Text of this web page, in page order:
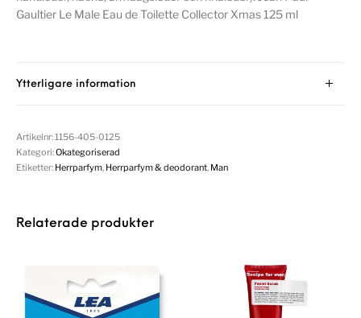
Gaultier Le Male Eau de Toilette Collector Xmas 125 ml
Ytterligare information
Artikelnr:1156-405-0125
Kategori:Okategoriserad
Etiketter: Herrparfym Herrparfym & deodorant Man
Relaterade produkter